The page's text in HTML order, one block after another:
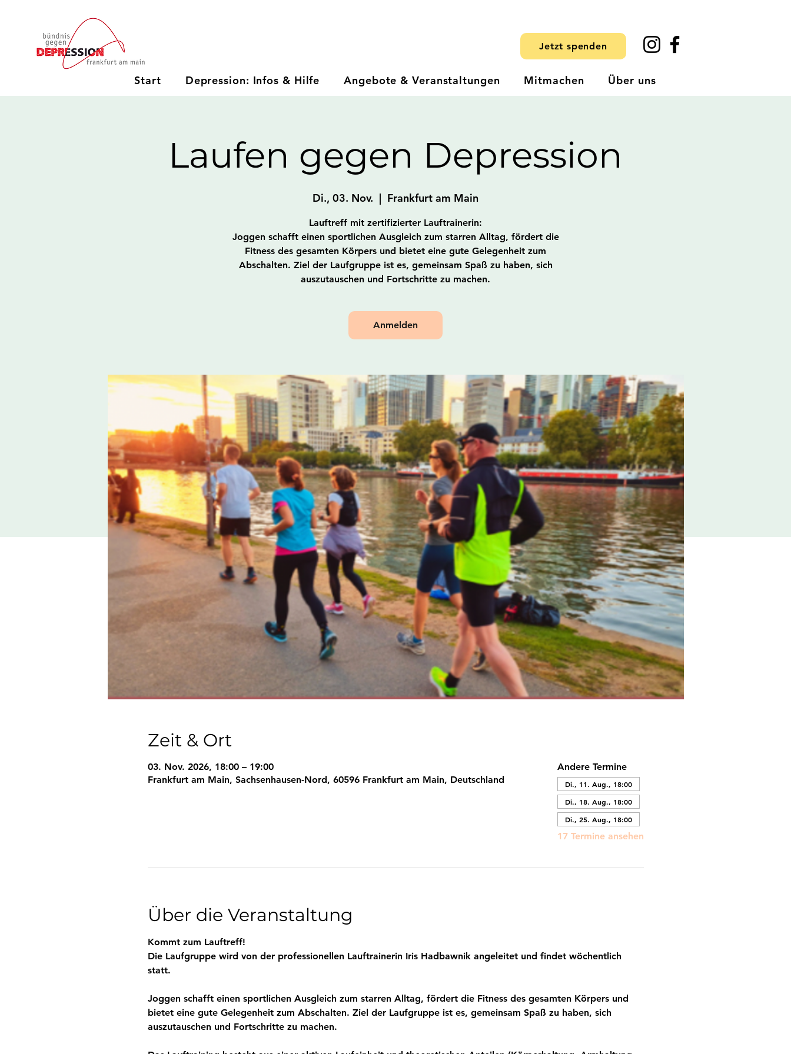
Jetzt spenden
Start Depression: Infos & Hilfe Angebote & Veranstaltungen Mitmachen Über uns
Laufen gegen Depression
Di., 03. Nov.
  |
Frankfurt am Main
Lauftreff mit zertifizierter Lauftrainerin:
Joggen schafft einen sportlichen Ausgleich zum starren Alltag, fördert die
Fitness des gesamten Körpers und bietet eine gute Gelegenheit zum
Abschalten. Ziel der Laufgruppe ist es, gemeinsam Spaß zu haben, sich
auszutauschen und Fortschritte zu machen.
Anmelden
Zeit & Ort
03. Nov. 2026, 18:00 – 19:00
Frankfurt am Main, Sachsenhausen-Nord, 60596 Frankfurt am Main, Deutschland
Andere Termine
Di., 11. Aug., 18:00
Di., 18. Aug., 18:00
Di., 25. Aug., 18:00
17 Termine ansehen
Über die Veranstaltung
Kommt zum Lauftreff!
Die Laufgruppe wird von der professionellen Lauftrainerin Iris Hadbawnik angeleitet und findet wöchentlich
statt.
Joggen schafft einen sportlichen Ausgleich zum starren Alltag, fördert die Fitness des gesamten Körpers und
bietet eine gute Gelegenheit zum Abschalten. Ziel der Laufgruppe ist es, gemeinsam Spaß zu haben, sich
auszutauschen und Fortschritte zu machen.